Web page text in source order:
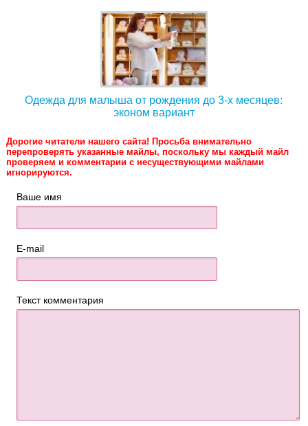
Одежда для малыша от рождения до 3-х месяцев:
эконом вариант
Дорогие читатели нашего сайта! Просьба внимательно
перепроверять указанные майлы, поскольку мы каждый майл
проверяем и комментарии с несуществующими майлами
игнорируются.
Ваше имя
E-mail
Текст комментария